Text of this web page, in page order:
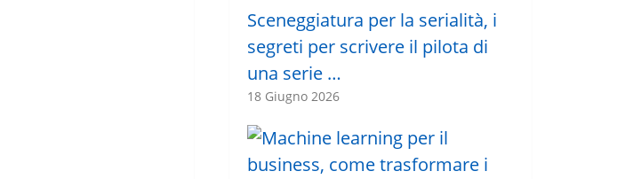
Sceneggiatura per la serialità, i
segreti per scrivere il pilota di
una serie …
18 Giugno 2026